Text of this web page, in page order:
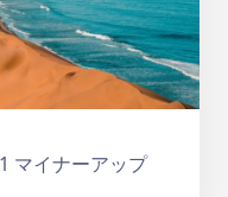
マイナーアップ